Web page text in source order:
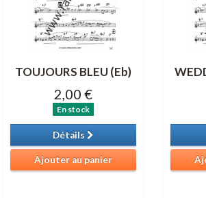
TOUJOURS BLEU (Eb)
2,00 €
En stock
Détails
Ajouter au panier